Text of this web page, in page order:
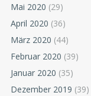
Mai 2020 (29)
April 2020 (36)
März 2020 (44)
Februar 2020 (39)
Januar 2020 (35)
Dezember 2019 (39)